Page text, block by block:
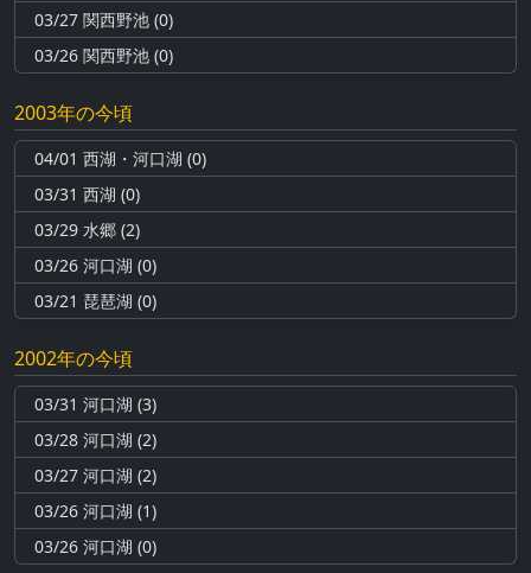
03/27 関西野池 (0)
03/26 関西野池 (0)
2003年の今頃
04/01 西湖・河口湖 (0)
03/31 西湖 (0)
03/29 水郷 (2)
03/26 河口湖 (0)
03/21 琵琶湖 (0)
2002年の今頃
03/31 河口湖 (3)
03/28 河口湖 (2)
03/27 河口湖 (2)
03/26 河口湖 (1)
03/26 河口湖 (0)